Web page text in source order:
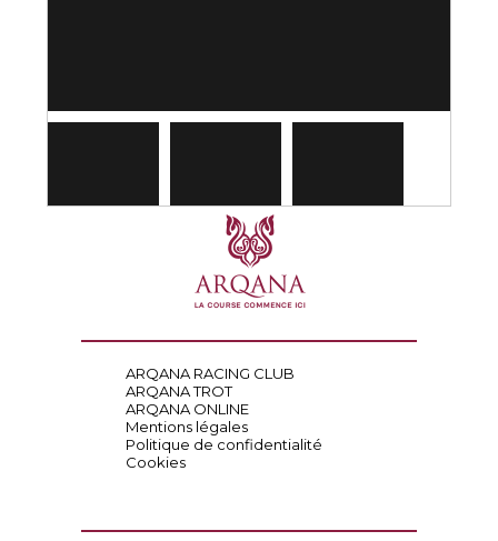
ARQANA RACING CLUB
ARQANA TROT
ARQANA ONLINE
Mentions légales
Politique de confidentialité
Cookies